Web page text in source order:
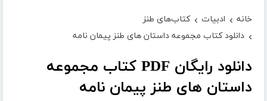
خانه › ادبیات › کتاب‌های طنز
› دانلود کتاب مجموعه داستان های طنز پیمان نامه
دانلود رایگان PDF کتاب مجموعه
داستان های طنز پیمان نامه